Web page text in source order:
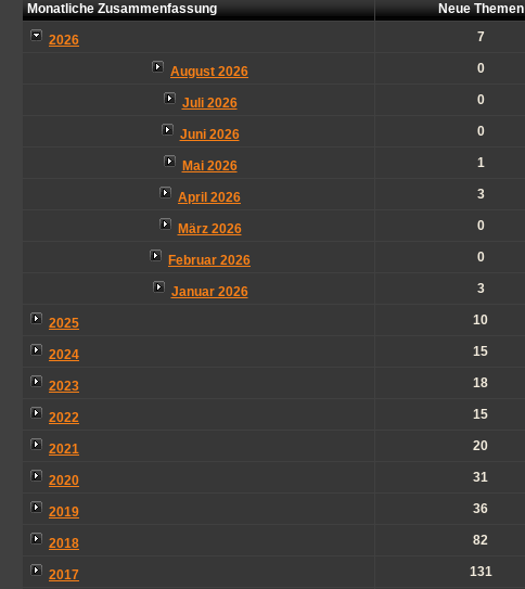
Monatliche Zusammenfassung
Neue Themen
2026 7
August 2026 0
Juli 2026 0
Juni 2026 0
Mai 2026 1
April 2026 3
März 2026 0
Februar 2026 0
Januar 2026 3
2025 10
2024 15
2023 18
2022 15
2021 20
2020 31
2019 36
2018 82
2017 131